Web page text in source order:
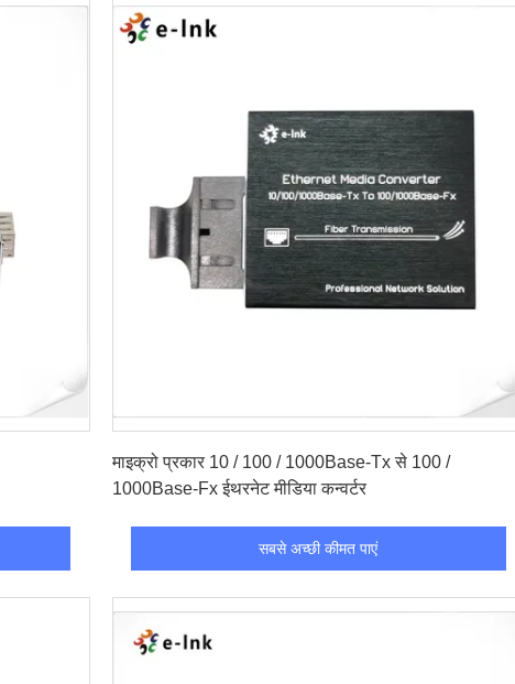
माइक्रो प्रकार 10 / 100 / 1000Base-Tx से 100 /
1000Base-Fx ईथरनेट मीडिया कन्वर्टर
सबसे अच्छी कीमत पाएं